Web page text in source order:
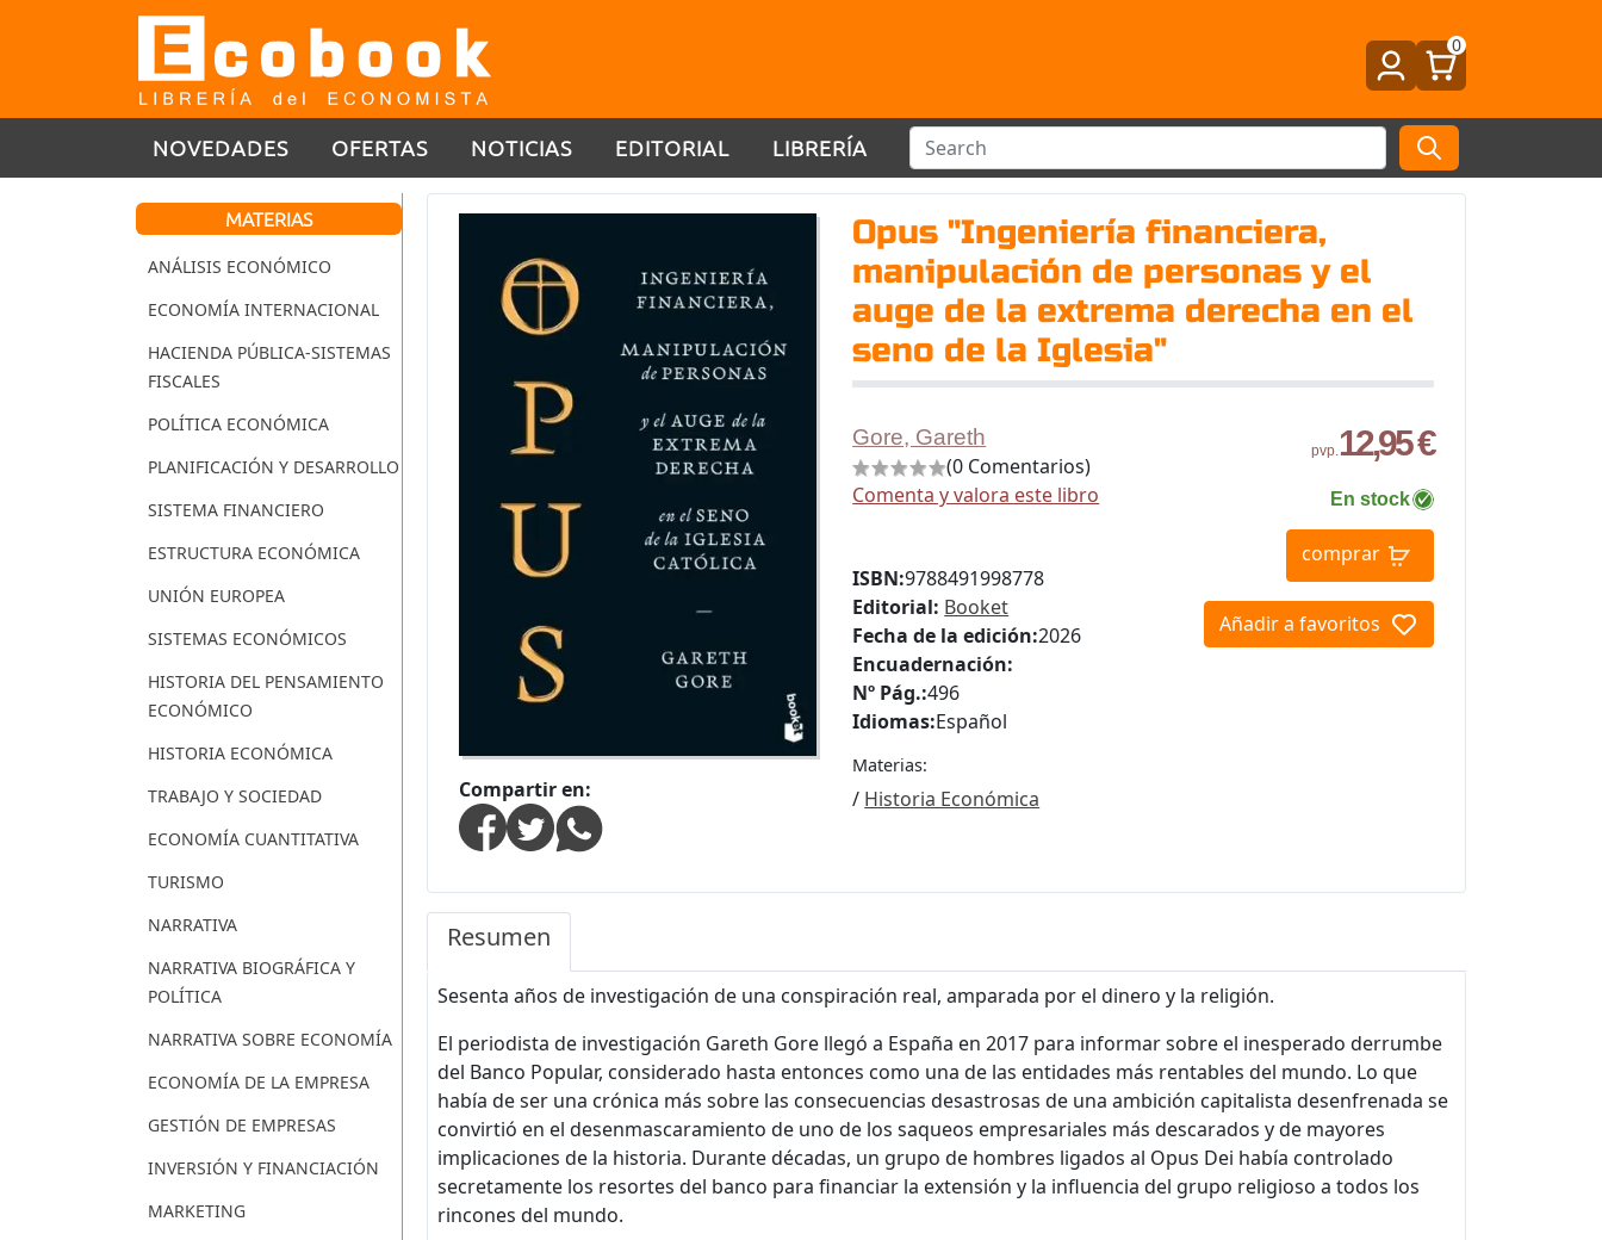
0
NOVEDADES OFERTAS NOTICIAS EDITORIAL LIBRERÍA
MATERIAS
ANÁLISIS ECONÓMICO
ECONOMÍA INTERNACIONAL
HACIENDA PÚBLICA-SISTEMAS
FISCALES
POLÍTICA ECONÓMICA
PLANIFICACIÓN Y DESARROLLO
SISTEMA FINANCIERO
ESTRUCTURA ECONÓMICA
UNIÓN EUROPEA
SISTEMAS ECONÓMICOS
HISTORIA DEL PENSAMIENTO
ECONÓMICO
HISTORIA ECONÓMICA
TRABAJO Y SOCIEDAD
ECONOMÍA CUANTITATIVA
TURISMO
NARRATIVA
NARRATIVA BIOGRÁFICA Y
POLÍTICA
NARRATIVA SOBRE ECONOMÍA
ECONOMÍA DE LA EMPRESA
GESTIÓN DE EMPRESAS
INVERSIÓN Y FINANCIACIÓN
MARKETING
Opus "Ingeniería financiera,
manipulación de personas y el
auge de la extrema derecha en el
seno de la Iglesia"
Compartir en:
Gore, Gareth
(0 Comentarios)
Comenta y valora este libro
pvp. 12,95 €
En stock
comprar
Añadir a favoritos
ISBN:9788491998778
Editorial: Booket
Fecha de la edición:2026
Encuadernación:
Nº Pág.:496
Idiomas:Español
Materias:
/ Historia Económica
Resumen
Sesenta años de investigación de una conspiración real, amparada por el dinero y la religión.
El periodista de investigación Gareth Gore llegó a España en 2017 para informar sobre el inesperado derrumbe
del Banco Popular, considerado hasta entonces como una de las entidades más rentables del mundo. Lo que
había de ser una crónica más sobre las consecuencias desastrosas de una ambición capitalista desenfrenada se
convirtió en el desenmascaramiento de uno de los saqueos empresariales más descarados y de mayores
implicaciones de la historia. Durante décadas, un grupo de hombres ligados al Opus Dei había controlado
secretamente los resortes del banco para financiar la extensión y la influencia del grupo religioso a todos los
rincones del mundo.